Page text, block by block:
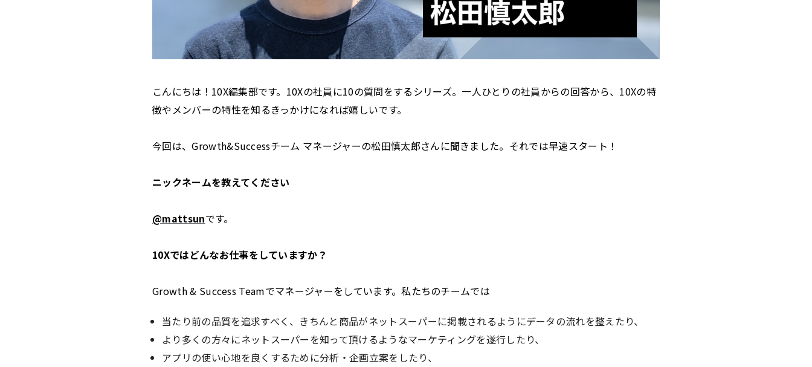
こんにちは！10X編集部です。10Xの社員に10の質問をするシリーズ。一人ひとりの社員からの回答から、10Xの特
徴やメンバーの特性を知るきっかけになれば嬉しいです。
今回は、Growth&Successチーム マネージャーの松田慎太郎さんに聞きました。それでは早速スタート！
ニックネームを教えてください
@mattsunです。
10Xではどんなお仕事をしていますか？
Growth & Success Teamでマネージャーをしています。私たちのチームでは
当たり前の品質を追求すべく、きちんと商品がネットスーパーに掲載されるようにデータの流れを整えたり、
より多くの方々にネットスーパーを知って頂けるようなマーケティングを遂行したり、
アプリの使い心地を良くするために分析・企画立案をしたり、